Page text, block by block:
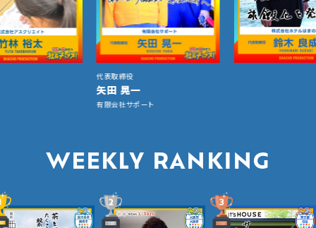
代表取締役
矢田 晃一
有限会社サポート
WEEKLY RANKING